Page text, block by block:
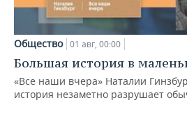
Общество 01 авг, 00:00
Большая история в
«Все наши вчера» Наталии
история незаметно разрушает